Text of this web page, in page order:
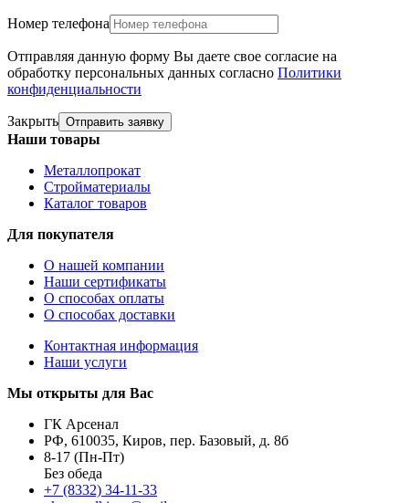
Номер телефона
Отправляя данную форму Вы даете свое согласие на
обработку персональных данных согласно Политики
конфиденциальности
Закрыть Отправить заявку
Наши товары
Металлопрокат
Стройматериалы
Каталог товаров
Для покупателя
О нашей компании
Наши сертификаты
О способах оплаты
О способах доставки
Контактная информация
Наши услуги
Мы открыты для Вас
ГК Арсенал
РФ, 610035, Киров, пер. Базовый, д. 8б
8-17 (Пн-Пт)
Без обеда
+7 (8332) 34-11-33